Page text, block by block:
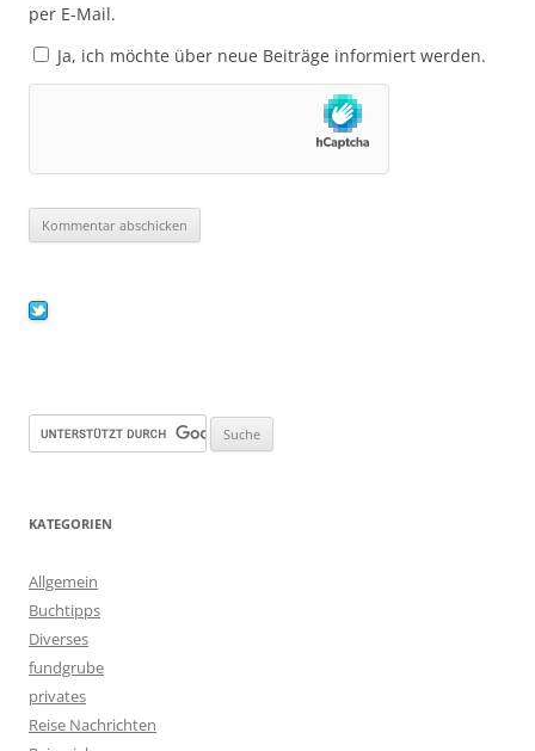
per E-Mail.
Ja, ich möchte über neue Beiträge informiert werden.
KATEGORIEN
Allgemein
Buchtipps
Diverses
fundgrube
privates
Reise Nachrichten